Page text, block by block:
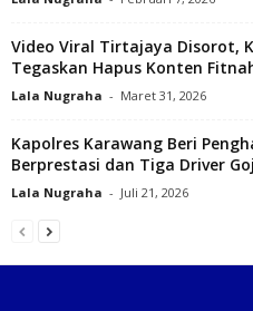
Video Viral Tirtajaya Disorot,
Tegaskan Hapus Konten
Lala Nugraha - Maret 31, 2026
Kapolres Karawang Beri
Berprestasi dan Tiga Driver
Lala Nugraha - Juli 21, 2026